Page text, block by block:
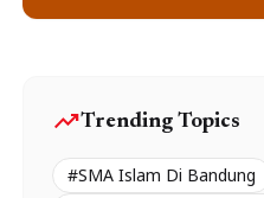
trending_upTrending Topics
#SMA Islam Di Bandung